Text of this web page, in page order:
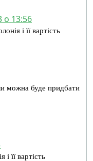
о 13:56
і її вартість
можна буде придбати
і її вартість